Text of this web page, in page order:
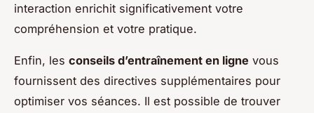
interaction enrichit significativement votre
compréhension et votre pratique.
Enfin, les conseils d’entraînement en ligne vous
fournissent des directives supplémentaires pour
optimiser vos séances. Il est possible de trouver